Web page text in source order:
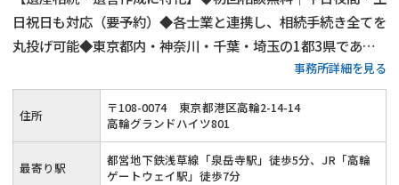
日祝日も対応（要予約）◆各士業と連携し、相続手続き全てを
丸投げ可能◆東京都内・神奈川・千葉・埼玉の1都3県であれ
ば無料出張相談◆相続人調査代行／相続財産調査代行／遺産分
割協議書作成支援・相続人間連絡調整／銀行口座の解約、名義
変更代行◆相続手続きを一括しておまかせください
事務所詳細を見る
住所 〒108-0074
東京都港区高輪2-14-14
高輪グランドハイツ801
最寄り駅
都営地下鉄浅草線「泉岳寺駅」徒歩5分、JR「高輪
ゲートウェイ駅」徒歩7分